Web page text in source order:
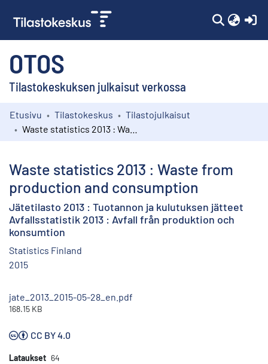
OTOS
Tilastokeskuksen julkaisut verkossa
Kokoelmat
Etusivu Tilastokeskus
Tilastojulkaisut
Waste statistics 2013 : Waste from
production and consumption
Jätetilasto 2013 : Tuotannon ja kulutuksen jätteet
Avfallsstatistik 2013 : Avfall från produktion och
konsumtion
Statistics Finland
2015
jate_2013_2015-05-28_en.pdf
168.15 KB
CC BY 4.0
Lataukset 64